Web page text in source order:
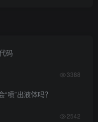
码
3388
喷”出液体吗？
2542